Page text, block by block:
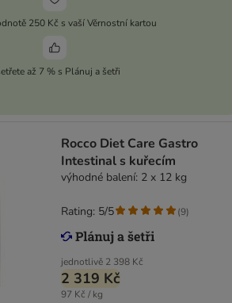
250 Kč s vaší Věrnostní kartou
až 7 % s Plánuj a šetři
Rocco Diet Care Gastro
Intestinal s kuřecím
výhodné balení: 2 x 12 kg
jednotlivě 2 398 Kč
2 319 Kč
97 Kč / kg
Rating: 5/5 (9)